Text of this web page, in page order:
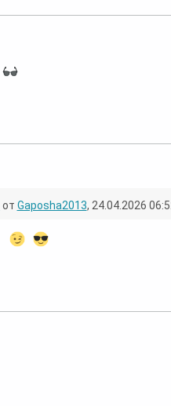
от Gaposha2013, 24.04.2026